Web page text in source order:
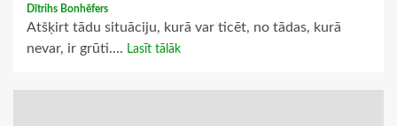
Dītrihs Bonhēfers
Atšķirt tādu situāciju, kurā var ticēt, no tādas, kurā
nevar, ir grūti.... Lasīt tālāk